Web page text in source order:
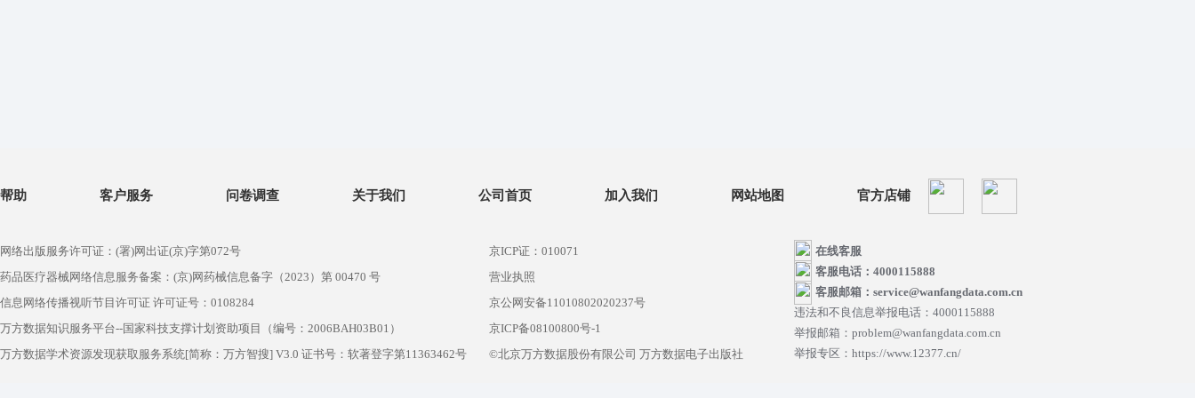
帮助 客户服务 问卷调查 关于我们 公司首页 加入我们 网站地图 官方店铺
网络出版服务许可证：(署)网出证(京)字第072号
药品医疗器械网络信息服务备案：(京)网药械信息备字（2023）第 00470 号
信息网络传播视听节目许可证 许可证号：0108284
万方数据知识服务平台--国家科技支撑计划资助项目（编号：2006BAH03B01）
万方数据学术资源发现获取服务系统[简称：万方智搜] V3.0 证书号：软著登字第11363462号
京ICP证：010071
营业执照
京公网安备11010802020237号
京ICP备08100800号-1
©北京万方数据股份有限公司 万方数据电子出版社
在线客服
客服电话：4000115888
客服邮箱：service@wanfangdata.com.cn
违法和不良信息举报电话：4000115888
举报邮箱：problem@wanfangdata.com.cn
举报专区：https://www.12377.cn/